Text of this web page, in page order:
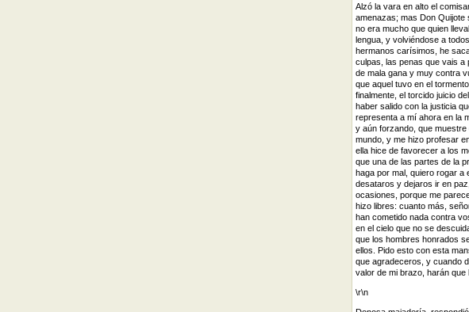
Alzó la vara en alto el
amenazas; mas Don Quijote
no era mucho que quien
lengua, y volviéndose a
hermanos carísimos, he
culpas, las penas que vais a
de mala gana y muy contra
que aquel tuvo en el
finalmente, el torcido juicio
haber salido con la justicia
representa a mí ahora en la
y aún forzando, que
mundo, y me hizo profesar
ella hice de favorecer a los
que una de las partes de la
haga por mal, quiero rogar
desataros y dejaros ir en
ocasiones, porque me
hizo libres: cuanto más,
han cometido nada contra
en el cielo que no se
que los hombres honrados
ellos. Pido esto con esta
que agradeceros, y cuando
valor de mi brazo, harán que
\r\n